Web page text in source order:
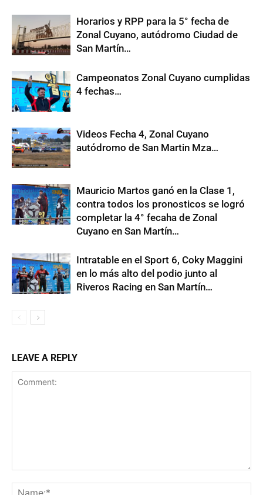
Horarios y RPP para la 5° fecha de
Zonal Cuyano, autódromo Ciudad de
San Martín…
Campeonatos Zonal Cuyano cumplidas
4 fechas…
Videos Fecha 4, Zonal Cuyano
autódromo de San Martin Mza…
Mauricio Martos ganó en la Clase 1,
contra todos los pronosticos se logró
completar la 4° fecaha de Zonal
Cuyano en San Martín…
Intratable en el Sport 6, Coky Maggini
en lo más alto del podio junto al
Riveros Racing en San Martín…
LEAVE A REPLY